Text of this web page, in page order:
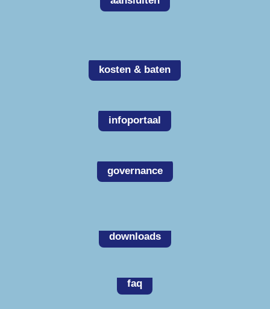
kosten & baten
infoportaal
governance
downloads
faq